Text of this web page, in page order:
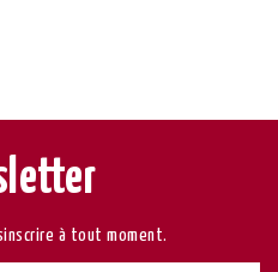
à tout moment.